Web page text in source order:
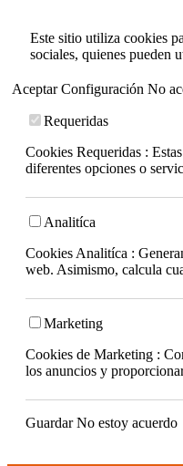
Este sitio utiliza cookies
sociales, quienes pueden
AceptarConfiguración No
Requeridas
Cookies Requeridas :
diferentes opciones o
Analitíca
Cookies Analitíca :
web. Asimismo, calcula
Marketing
Cookies de Marketing :
los anuncios y
GuardarNo estoy acuerdo